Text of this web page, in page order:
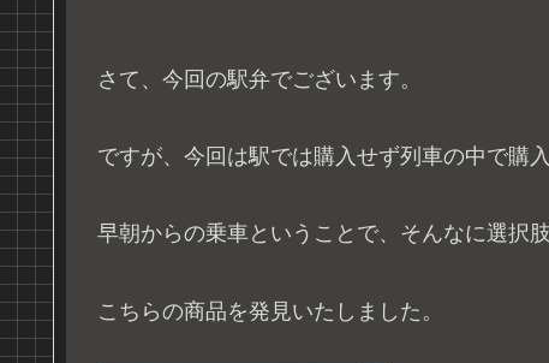
さて、今回の駅弁でございます。
ですが、今回は駅では購入せず列車の中で購入
早朝からの乗車ということで、そんなに選択
こちらの商品を発見いたしました。